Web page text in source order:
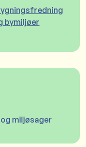
bymiljøer
miljøsager